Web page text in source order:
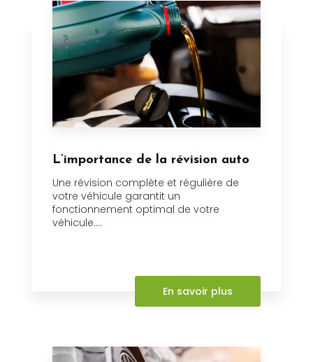
L’importance de la révision auto
Une révision complète et régulière de
votre véhicule garantit un
fonctionnement optimal de votre
véhicule....
En savoir plus